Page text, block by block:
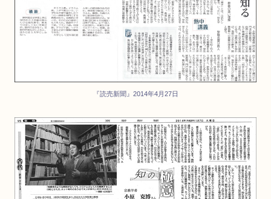
『読売新聞』2014年4月27日